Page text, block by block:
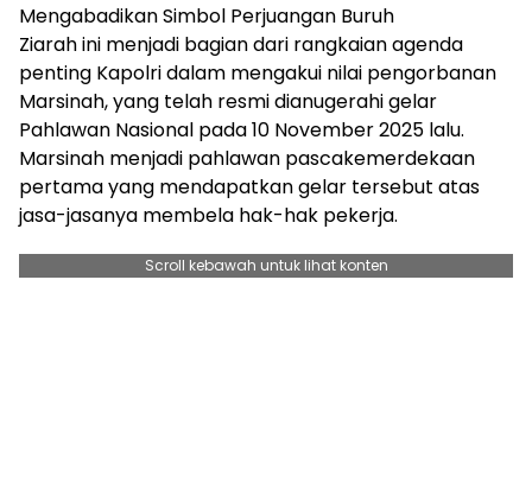
Mengabadikan Simbol Perjuangan Buruh
Ziarah ini menjadi bagian dari rangkaian agenda
penting Kapolri dalam mengakui nilai pengorbanan
Marsinah, yang telah resmi dianugerahi gelar
Pahlawan Nasional pada 10 November 2025 lalu.
Marsinah menjadi pahlawan pascakemerdekaan
pertama yang mendapatkan gelar tersebut atas
jasa-jasanya membela hak-hak pekerja.
Scroll kebawah untuk lihat konten